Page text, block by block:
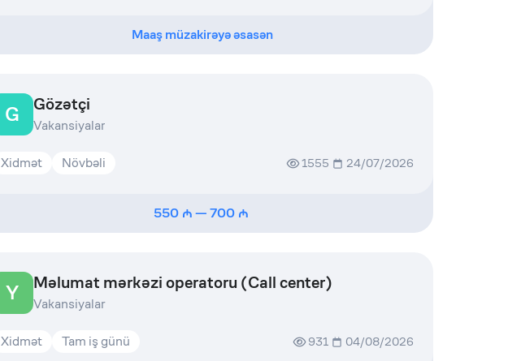
Maaş müzakirəyə əsasən
G Gözətçi
Vakansiyalar
Xidmət Növbəli 1555 24/07/2026
550 —700
Y Məlumat mərkəzi operatoru (Call center)
Vakansiyalar
Xidmət Tam iş günü 931 04/08/2026